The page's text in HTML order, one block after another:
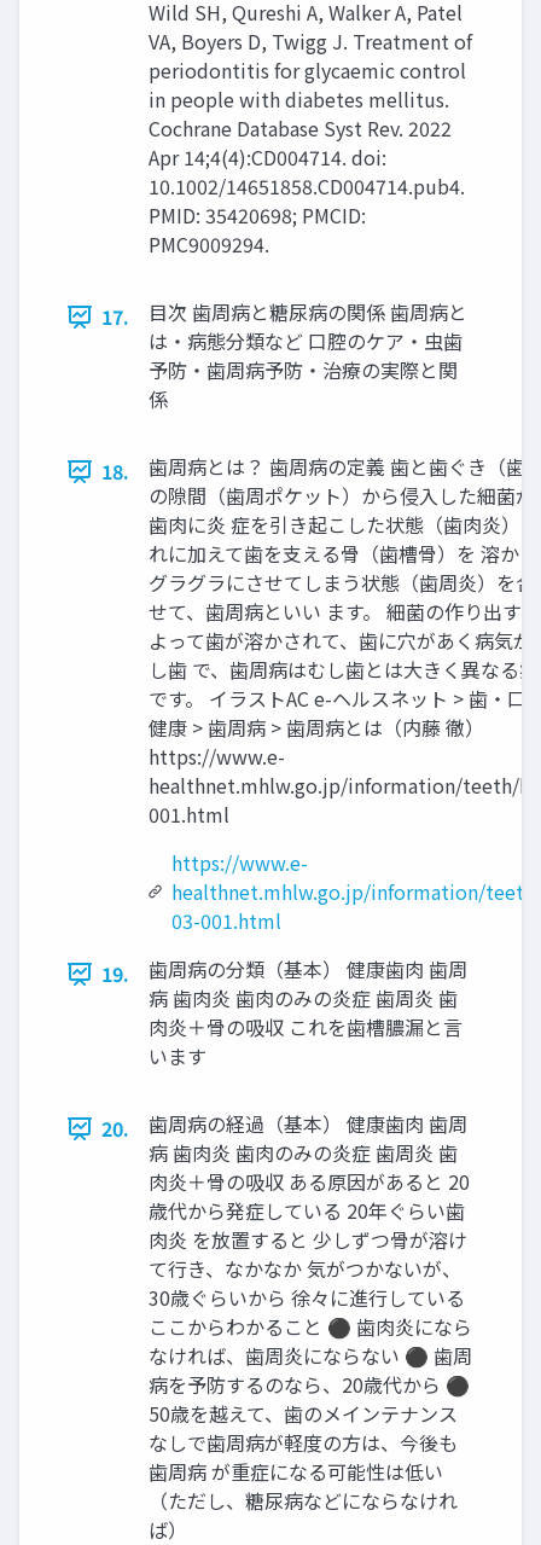
Wild SH, Qureshi A, Walker A, Patel
VA, Boyers D, Twigg J. Treatment of
periodontitis for glycaemic control
in people with diabetes mellitus.
Cochrane Database Syst Rev. 2022
Apr 14;4(4):CD004714. doi:
10.1002/14651858.CD004714.pub4.
PMID: 35420698; PMCID:
PMC9009294.
17.
目次 歯周病と糖尿病の関係 歯周病と
は・病態分類など 口腔のケア・虫歯
予防・歯周病予防・治療の実際と関
係
18.
歯周病とは？ 歯周病の定義 歯と歯ぐき（歯
の隙間（歯周ポケット）から侵入した細菌が
歯肉に炎 症を引き起こした状態（歯肉炎）
れに加えて歯を支える骨（歯槽骨）を 溶か
グラグラにさせてしまう状態（歯周炎）を合
せて、歯周病といい ます。 細菌の作り出す
よって歯が溶かされて、歯に穴があく病気が
し歯 で、歯周病はむし歯とは大きく異なる
です。 イラストAC e-ヘルスネット > 歯・口
健康 > 歯周病 > 歯周病とは（内藤 徹）
https://www.e-
healthnet.mhlw.go.jp/information/teeth/h-
001.html
https://www.e-
healthnet.mhlw.go.jp/information/
03-001.html
19.
歯周病の分類（基本） 健康歯肉 歯周
病 歯肉炎 歯肉のみの炎症 歯周炎 歯
肉炎＋骨の吸収 これを歯槽膿漏と言
います
20.
歯周病の経過（基本） 健康歯肉 歯周
病 歯肉炎 歯肉のみの炎症 歯周炎 歯
肉炎＋骨の吸収 ある原因があると 20
歳代から発症している 20年ぐらい歯
肉炎 を放置すると 少しずつ骨が溶け
て行き、なかなか 気がつかないが、
30歳ぐらいから 徐々に進行している
ここからわかること ⚫ 歯肉炎になら
なければ、歯周炎にならない ⚫ 歯周
病を予防するのなら、20歳代から ⚫
50歳を越えて、歯のメインテナンス
なしで歯周病が軽度の方は、今後も
歯周病 が重症になる可能性は低い
（ただし、糖尿病などにならなけれ
ば）